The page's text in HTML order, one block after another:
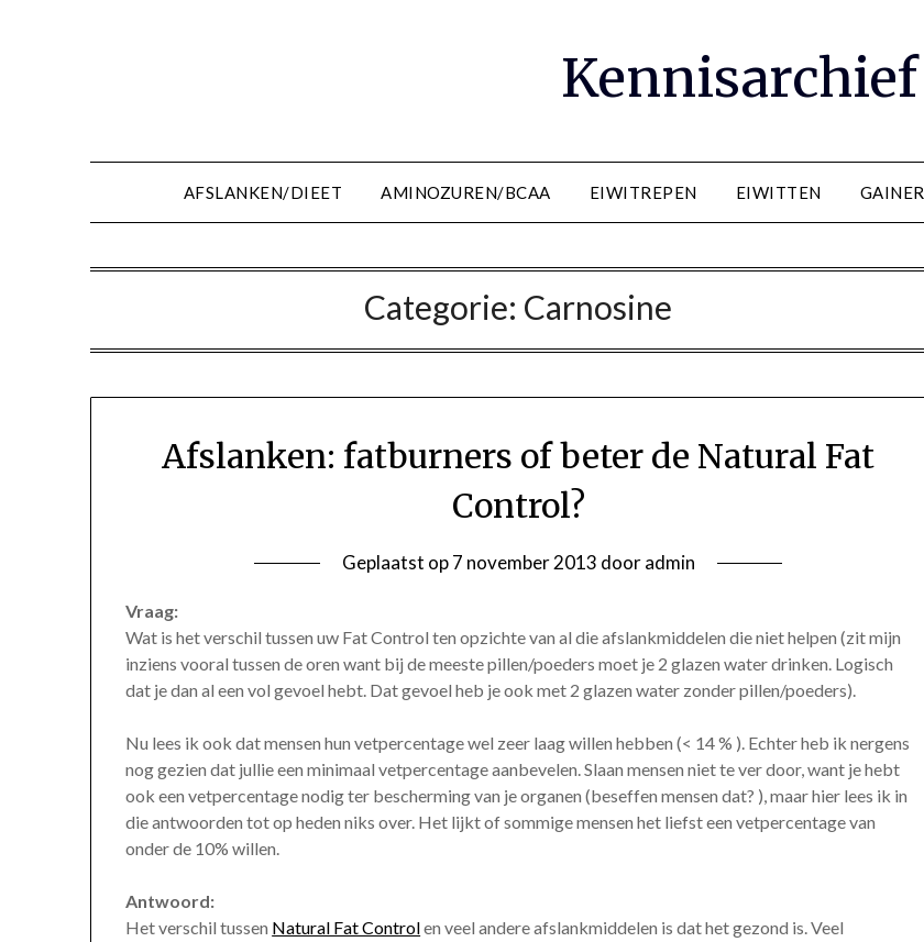
Kennisarchief
AFSLANKEN/DIEET AMINOZUREN/BCAA EIWITREPEN EIWITTEN GAINER
Categorie: Carnosine
Afslanken: fatburners of beter de Natural Fat
Control?
Geplaatst op7 november 2013 dooradmin
Vraag:
Wat is het verschil tussen uw Fat Control ten opzichte van al die afslankmiddelen die niet helpen (zit mijn
inziens vooral tussen de oren want bij de meeste pillen/poeders moet je 2 glazen water drinken. Logisch
dat je dan al een vol gevoel hebt. Dat gevoel heb je ook met 2 glazen water zonder pillen/poeders).
Nu lees ik ook dat mensen hun vetpercentage wel zeer laag willen hebben (< 14 % ). Echter heb ik nergens
nog gezien dat jullie een minimaal vetpercentage aanbevelen. Slaan mensen niet te ver door, want je hebt
ook een vetpercentage nodig ter bescherming van je organen (beseffen mensen dat? ), maar hier lees ik in
die antwoorden tot op heden niks over. Het lijkt of sommige mensen het liefst een vetpercentage van
onder de 10% willen.
Antwoord:
Het verschil tussen Natural Fat Controlen veel andere afslankmiddelen is dat het gezond is. Veel